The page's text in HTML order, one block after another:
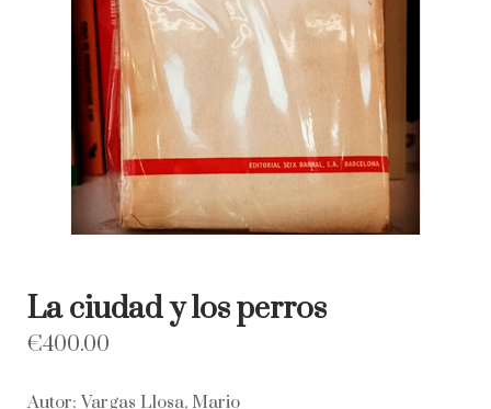
La ciudad y los perros
€400.00
Autor: Vargas Llosa, Mario